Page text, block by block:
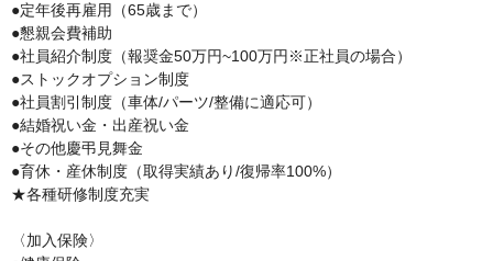
●定年後再雇用（65歳まで）
●懇親会費補助
●社員紹介制度（報奨金50万円~100万円※正社員の場合）
●ストックオプション制度
●社員割引制度（車体/パーツ/整備に適応可）
●結婚祝い金・出産祝い金
●その他慶弔見舞金
●育休・産休制度（取得実績あり/復帰率100%）
★各種研修制度充実
〈加入保険〉